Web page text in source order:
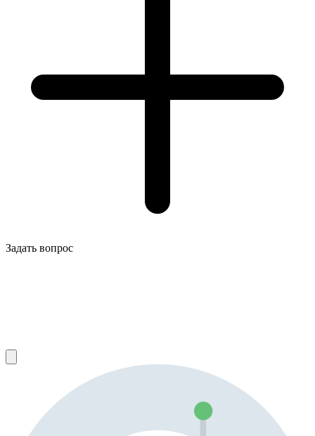
Задать вопрос